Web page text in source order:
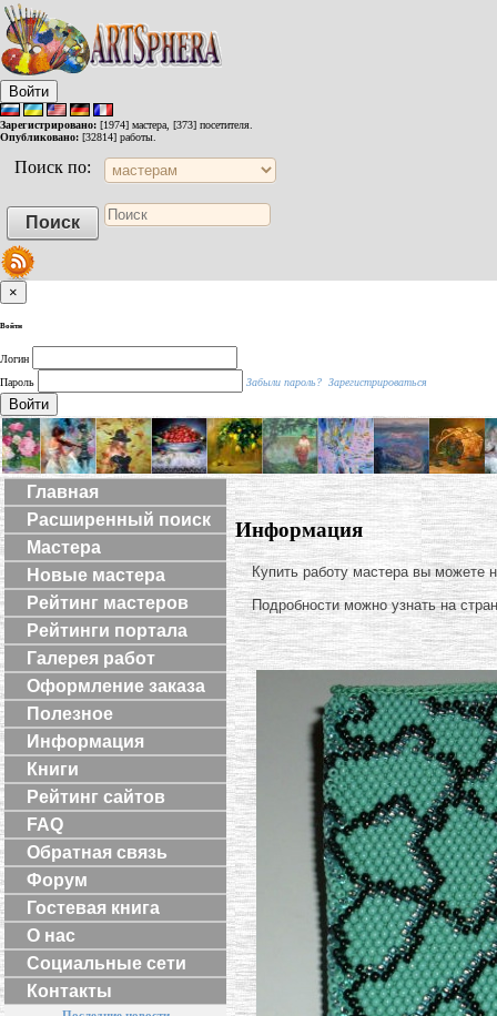
Войти
Зарегистрировано: [1974] мастера, [373] посетителя.
Опубликовано: [32814] работы.
Поиск по:
×
Войти
Логин
Пароль
Забыли пароль? Зарегистрироваться
Войти
Главная
Расширенный поиск
Мастера
Новые мастера
Рейтинг мастеров
Рейтинги портала
Галерея работ
Оформление заказа
Полезное
Информация
Книги
Рейтинг сайтов
FAQ
Обратная связь
Форум
Гостевая книга
О нас
Социальные сети
Контакты
Информация
Купить работу мастера вы можете
Подробности можно узнать на